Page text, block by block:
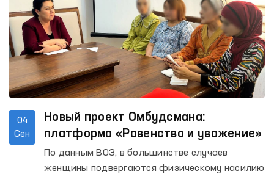
приёмы граждан и принимаются их обращения.
04
Сен
Новый проект Омбудсмана:
платформа «Равенство и уважение»
По данным ВОЗ, в большинстве случаев
женщины подвергаются физическому насилию